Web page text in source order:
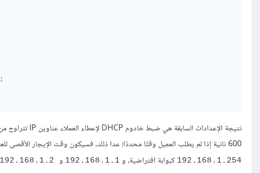
;
نتيجة الإعدادات السابقة هي ضبط خادوم DHCP لإعطاء العملاء عناوين IP تتراوح من
600 ثانية إذا لم يطلب العميل وقتًا محددًا؛ عدا ذلك، فسيكون وقت الإيجار الأقصى للعنوان هو 7200 ثانية؛ و«سينصح» الخادومُ العميلَ أن يستخدم
192.168.1.254 كبوابة افتراضية، و 192.168.1.1 و